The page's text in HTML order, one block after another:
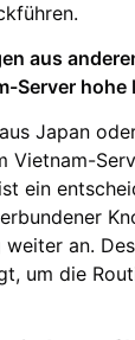
aus
Server hohe
Japan
Vietnam-
ein
an.
um die